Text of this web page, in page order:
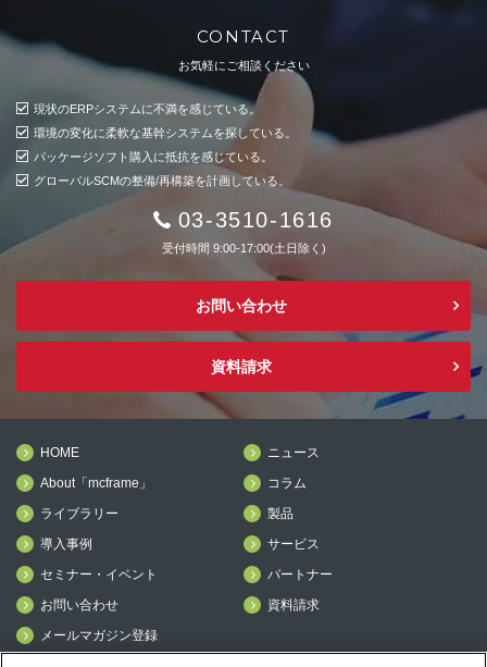
CONTACT
お気軽にご相談ください
現状のERPシステムに不満を感じている。
環境の変化に柔軟な基幹システムを探している。
パッケージソフト購入に抵抗を感じている。
グローバルSCMの整備/再構築を計画している。
03-3510-1616
受付時間 9:00-17:00(土日除く)
お問い合わせ
資料請求
HOME
ニュース
About「mcframe」
コラム
ライブラリー
製品
導入事例
サービス
セミナー・イベント
パートナー
お問い合わせ
資料請求
メールマガジン登録